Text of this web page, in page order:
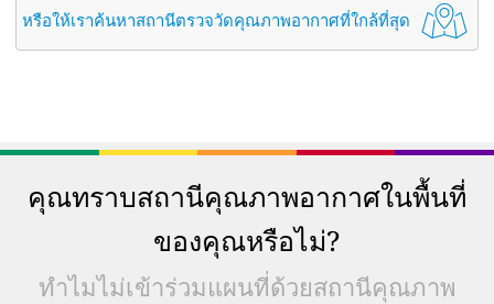
หรือให้เราค้นหาสถานีตรวจวัดคุณภาพอากาศที่ใกล้ที่สุด
คุณทราบสถานีคุณภาพอากาศในพื้นที่
ของคุณหรือไม่?
ทำไมไม่เข้าร่วมแผนที่ด้วยสถานีคุณภาพ